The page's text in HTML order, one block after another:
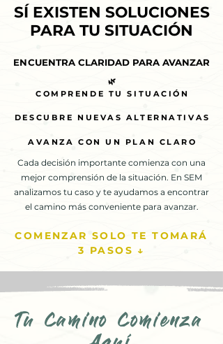
SÍ EXISTEN SOLUCIONES
PARA TU SITUACIÓN
SÍ EXISTEN SOLUCIONES
PARA TU SITUACIÓN
ENCUENTRA CLARIDAD PARA AVANZAR
ENCUENTRA CLARIDAD PARA AVANZAR
🌿
COMPRENDE TU SITUACIÓN
DESCUBRE NUEVAS ALTERNATIVAS
AVANZA CON UN PLAN CLARO
🌿
COMPRENDE TU SITUACIÓN
DESCUBRE NUEVAS ALTERNATIVAS
AVANZA CON UN PLAN CLARO
Cada decisión importante comienza con una
mejor comprensión de la situación. En SEM
analizamos tu caso y te ayudamos a encontrar
el camino más conveniente para avanzar.
COMENZAR SOLO TE TOMARÁ
3 PASOS ↓
Tu Camino Comienza